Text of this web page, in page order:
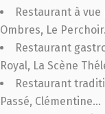
Restaurant à vue
Ombres, Le
Restaurant
Royal, La Scène
Restaurant
Passé, Clémentine…